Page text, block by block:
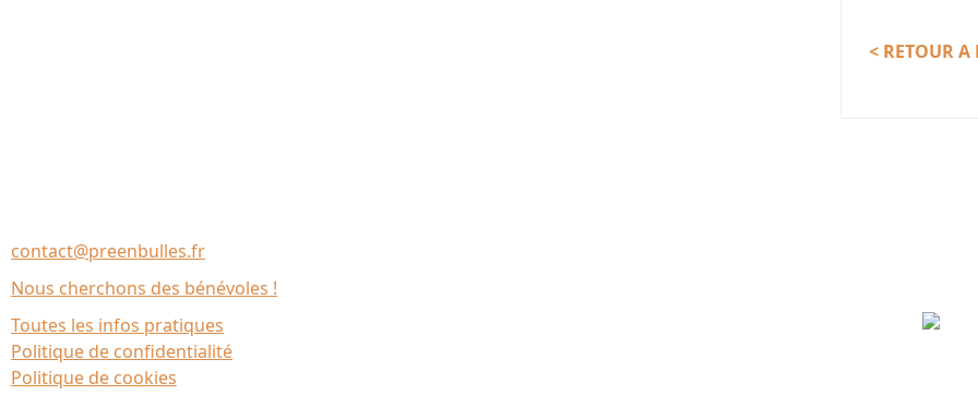
< RETOUR A
contact@preenbulles.fr
Nous cherchons des bénévoles !
Toutes les infos pratiques
Politique de confidentialité
Politique de cookies